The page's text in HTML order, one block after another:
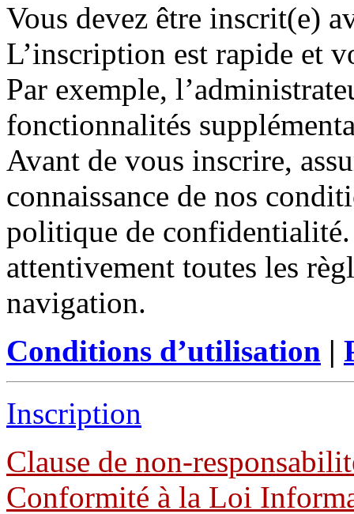
Vous devez être inscrit(e)
L’inscription est rapide et
Par exemple,
fonctionnalités
Avant de vous inscrire,
connaissance de nos
politique de
attentivement toutes les
navigation.
Conditions d’utilisation |
Inscription
Clause de non-
Conformité à la Loi